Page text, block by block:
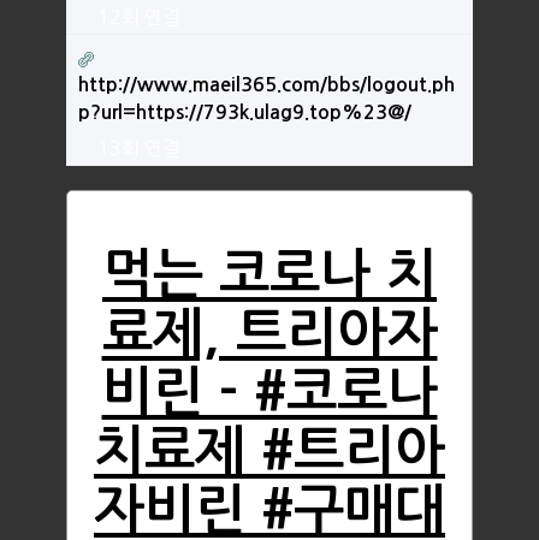
http://www.maeil365.com/bbs/logout.ph
p?url=https://793k.ulag9.top%23@/
먹는 코로나 치
료제, 트리아자
비린 - #코로나
치료제 #트리아
자비린 #구매대